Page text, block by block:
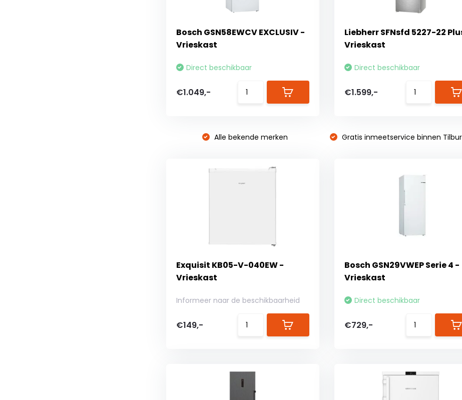
Bosch GSN58EWCV EXCLUSIV -
Vrieskast
Direct beschikbaar
€1.049,-
Liebherr SFNsfd 5227-22
Vrieskast
Direct beschikbaar
€1.599,-
Alle bekende merken Gratis inmeetservice binnen
Exquisit KB05-V-040EW -
Vrieskast
Informeer naar de beschikbaarheid
€149,-
Bosch GSN29VWEP Serie 4 -
Vrieskast
Direct beschikbaar
€729,-